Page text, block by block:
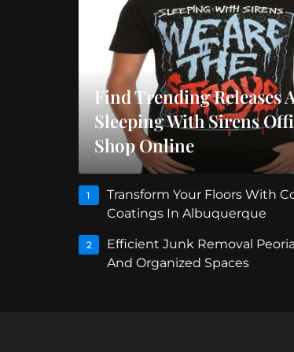
Find Trending Releases
Sleeping With Sirens
Shop Online
1
Transform Your Floors With
Coatings In Albuquerque
2
Efficient Junk Removal
And Organized Spaces